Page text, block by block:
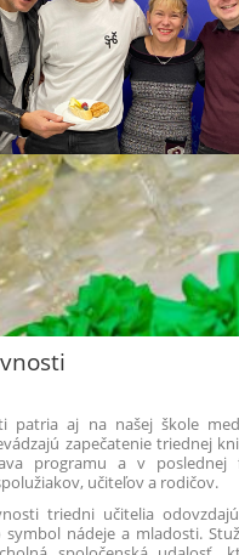
patria aj na našej škole
zapečatenie triednej
programu a v poslednej
učiteľov a rodičov.
triedni učitelia
nádeje a mladosti.